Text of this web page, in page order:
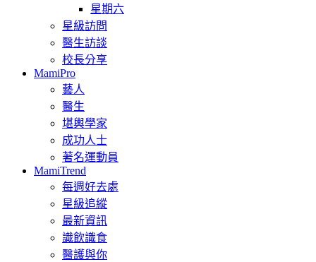
星期六
星級訪問
醫生訪談
校長分享
MamiPro
藝人
醫生
堪輿學家
成功人士
著名運動員
MamiTrend
每週好去處
星級追縱
最新資訊
識飲識食
醫護與你